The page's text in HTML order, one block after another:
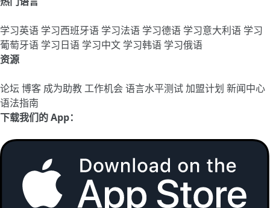
学习英语 学习西班牙语 学习法语 学习德语 学习意大利语 学习
葡萄牙语 学习日语 学习中文 学习韩语 学习俄语
资源
论坛 博客 成为助教工作机会语言水平测试加盟计划 新闻中心
语法指南
下载我们的 App：